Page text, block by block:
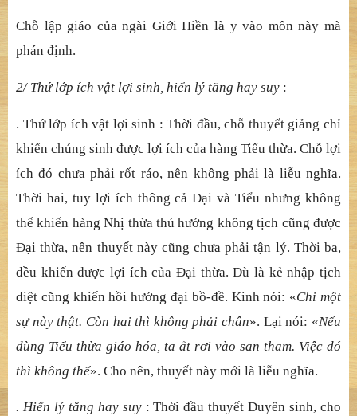
Chỗ lập giáo của ngài Giới Hiền là y vào môn này mà
phán định.
2/ Thứ lớp ích vật lợi sinh, hiển lý tăng hay suy :
. Thứ lớp ích vật lợi sinh : Thời đầu, chỗ thuyết giảng chỉ
khiến chúng sinh được lợi ích của hàng Tiểu thừa. Chỗ lợi
ích đó chưa phải rốt ráo, nên không phải là liễu nghĩa.
Thời hai, tuy lợi ích thông cả Đại và Tiểu nhưng không
thể khiến hàng Nhị thừa thú hướng không tịch cũng được
Đại thừa, nên thuyết này cũng chưa phải tận lý. Thời ba,
đều khiến được lợi ích của Đại thừa. Dù là kẻ nhập tịch
diệt cũng khiến hồi hướng đại bồ-đề. Kinh nói: «Chỉ một
sự này thật. Còn hai thì không phải chân». Lại nói: «Nếu
dùng Tiểu thừa giáo hóa, ta ắt rơi vào san tham. Việc đó
thì không thể». Cho nên, thuyết này mới là liễu nghĩa.
. Hiển lý tăng hay suy: Thời đầu thuyết Duyên sinh, cho